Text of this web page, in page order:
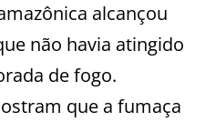
alcançou
não havia atingido
de fogo.
que a fumaça